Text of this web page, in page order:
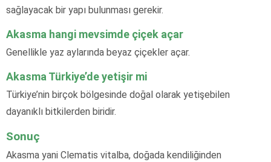
sağlayacak bir yapı bulunması gerekir.
Akasma hangi mevsimde çiçek açar
Genellikle yaz aylarında beyaz çiçekler açar.
Akasma Türkiye’de yetişir mi
Türkiye’nin birçok bölgesinde doğal olarak yetişebilen
dayanıklı bitkilerden biridir.
Sonuç
Akasma yani Clematis vitalba, doğada kendiliğinden